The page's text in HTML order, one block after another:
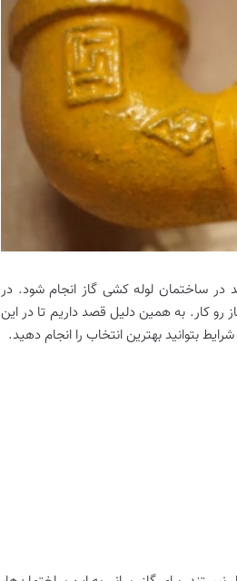
در ساختمان لوله کشی گاز انجام شود. در
رو کار. به همین دلیل قصد داریم تا در این
بتوانید بهترین انتخاب را انجام دهید.